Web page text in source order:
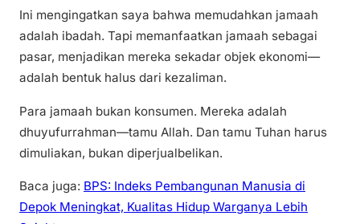
Ini mengingatkan saya bahwa memudahkan jamaah
adalah ibadah. Tapi memanfaatkan jamaah sebagai
pasar, menjadikan mereka sekadar objek ekonomi—
adalah bentuk halus dari kezaliman.
Para jamaah bukan konsumen. Mereka adalah
dhuyufurrahman—tamu Allah. Dan tamu Tuhan harus
dimuliakan, bukan diperjualbelikan.
Baca juga: BPS: Indeks Pembangunan Manusia di
Depok Meningkat, Kualitas Hidup Warganya Lebih